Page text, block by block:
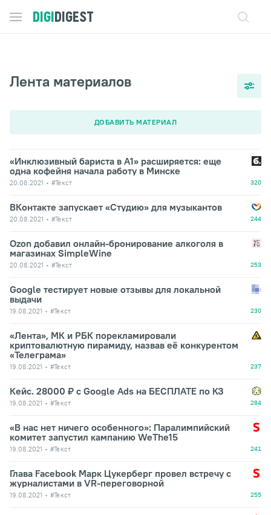
DIGIDIGEST
Лента материалов
ДОБАВИТЬ МАТЕРИАЛ
«Инклюзивный бариста в А1» расширяется: еще
одна кофейня начала работу в Минске
20.08.2021 #Текст 320
ВКонтакте запускает «Студию» для музыкантов
20.08.2021 #Текст 244
Ozon добавил онлайн-бронирование алкоголя в
магазинах SimpleWine
20.08.2021 #Текст 253
Google тестирует новые отзывы для локальной
выдачи
19.08.2021 #Текст 230
«Лента», МК и РБК порекламировали
криптовалютную пирамиду, назвав её конкурентом
«Телеграма»
19.08.2021 #Текст 237
Кейс. 28000 ₽ с Google Ads на БЕСПЛАТЕ по КЗ
19.08.2021 #Текст 284
«В нас нет ничего особенного»: Паралимпийский
комитет запустил кампанию WeThe15
19.08.2021 #Текст 241
Глава Facebook Марк Цукерберг провел встречу с
журналистами в VR-переговорной
19.08.2021 #Текст 255